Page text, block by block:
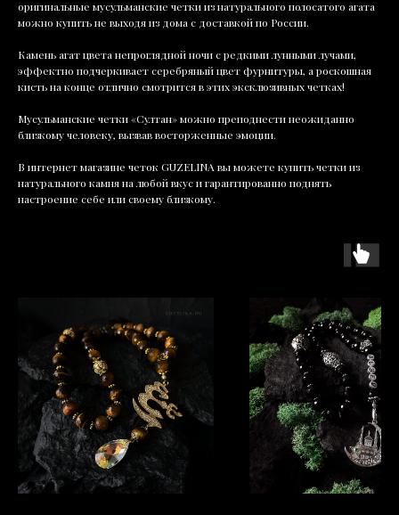
оригинальные мусульманские четки из натурального полосатого агата
можно купить не выходя из дома с доставкой по России.
Камень агат цвета непроглядной ночи с редкими лунными лучами,
эффектно подчеркивает серебряный цвет фурнитуры, а роскошная
кисть на конце отлично смотрится в этих эксклюзивных четках!
Мусульманские четки «Султан» можно преподнести неожиданно
близкому человеку, вызвав восторженные эмоции.
В интернет магазине четок GUZELINA вы можете купить четки из
натурального камня на любой вкус и гарантированно поднять
настроение себе или своему близкому.